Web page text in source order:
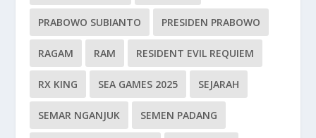
PRABOWO SUBIANTO PRESIDEN PRABOWO
RAGAM RAM RESIDENT EVIL REQUIEM
RX KING SEA GAMES 2025 SEJARAH
SEMAR NGANJUK SEMEN PADANG